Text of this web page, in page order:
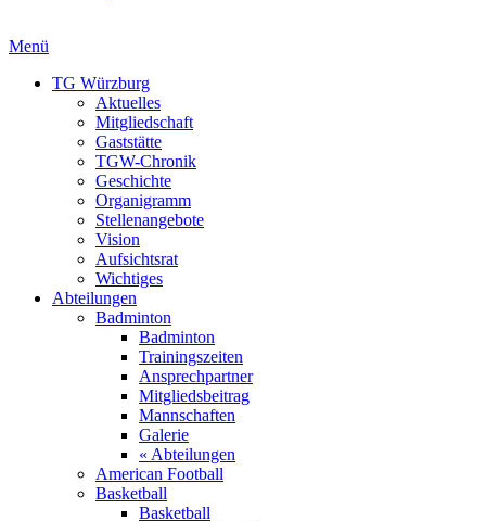
Menü
TG Würzburg
Aktuelles
Mitgliedschaft
Gaststätte
TGW-Chronik
Geschichte
Organigramm
Stellenangebote
Vision
Aufsichtsrat
Wichtiges
Abteilungen
Badminton
Badminton
Trainingszeiten
Ansprechpartner
Mitgliedsbeitrag
Mannschaften
Galerie
« Abteilungen
American Football
Basketball
Basketball